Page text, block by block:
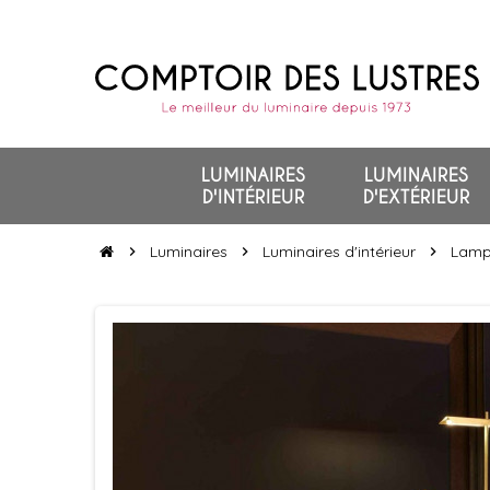
LUMINAIRES
D'INTÉRIEUR
LUMINAIRES
D'EXTÉRIEUR
chevron_right Luminaires chevron_right Luminaires d'intérieur chevron_right